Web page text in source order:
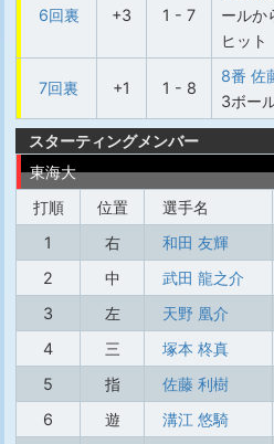
6回裏 +3 1 - 7
ールか
ヒット
7回裏 +1 1 - 8
8番 佐
3ボー
スターティングメンバー
東海大
打順
位置 選手名
1
右 和田 友輝
2
中 武田 龍之介
3
左 天野 凰介
4
三 塚本 柊真
5
指 佐藤 利樹
6
遊 溝江 悠騎